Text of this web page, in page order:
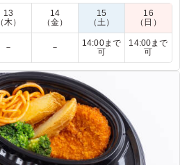
り。豊かな味わいをお楽しみくださ
味噌煮」か「サバの麴焼き」か「鶏
焼き」からお選びいただけます。下
ださい。(画像は「鶏の照り焼き」)
ジャパン
をやさしく包み込んでいて食べや
味は重すぎず、バランスが良いで
く、満足感があります。また頼み
13
（木）
14
（金）
15
（土）
16
（日）
－ －
14:00まで
可
14:00まで
可